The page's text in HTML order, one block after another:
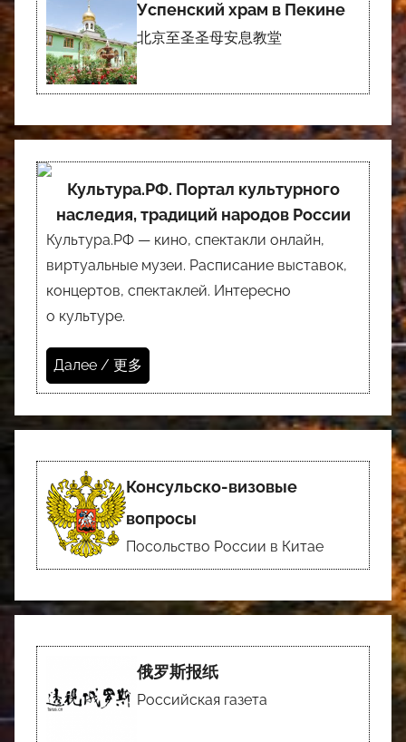
Успенский храм в Пекине
北京至圣圣母安息教堂
Культура.РФ. Портал культурного
наследия, традиций народов России
Культура.РФ — кино, спектакли онлайн,
виртуальные музеи. Расписание выставок,
концертов, спектаклей. Интересно
о культуре.
Далее / 更多
Консульско-визовые
вопросы
Посольство России в Китае
俄罗斯报纸
Российская газета